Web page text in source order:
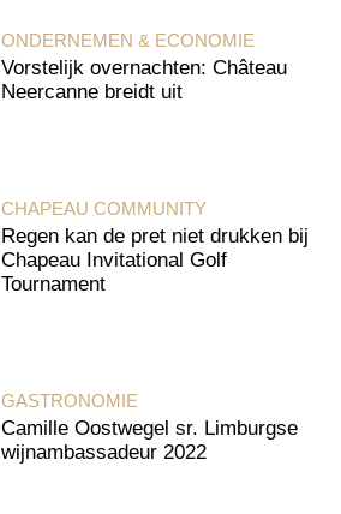
ONDERNEMEN & ECONOMIE
Vorstelijk overnachten: Château
Neercanne breidt uit
CHAPEAU COMMUNITY
Regen kan de pret niet drukken bij
Chapeau Invitational Golf
Tournament
GASTRONOMIE
Camille Oostwegel sr. Limburgse
wijnambassadeur 2022